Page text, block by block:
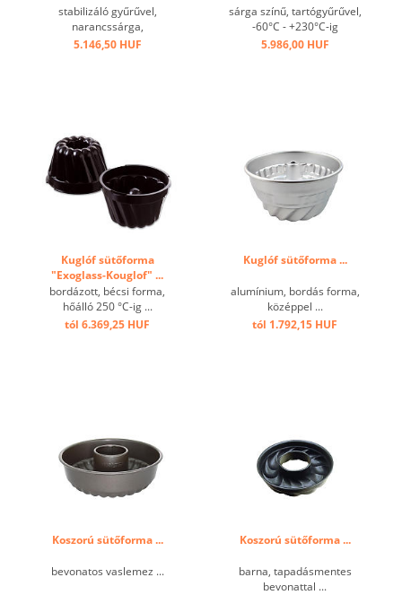
...
stabilizáló gyűrűvel,
narancssárga,
tapadásmentes, +230°C-ig
5.146,50 HUF
sárga színű, tartógyűrűvel,
-60°C - +230°C-ig
hőálló,kiváló hővezetés
5.986,00 HUF
Kuglóf sütőforma
"Exoglass-Kouglof" ...
bordázott, bécsi forma,
hőálló 250 °C-ig ...
tól 6.369,25 HUF
Kuglóf sütőforma ...
alumínium, bordás forma,
középpel ...
tól 1.792,15 HUF
Koszorú sütőforma ...
bevonatos vaslemez ...
Koszorú sütőforma ...
barna, tapadásmentes
bevonattal ...